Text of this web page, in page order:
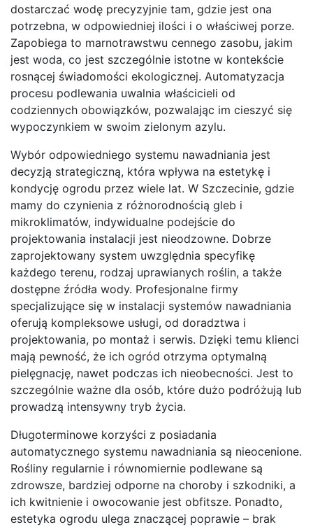
dostarczać wodę precyzyjnie tam, gdzie jest ona
potrzebna, w odpowiedniej ilości i o właściwej porze.
Zapobiega to marnotrawstwu cennego zasobu, jakim
jest woda, co jest szczególnie istotne w kontekście
rosnącej świadomości ekologicznej. Automatyzacja
procesu podlewania uwalnia właścicieli od
codziennych obowiązków, pozwalając im cieszyć się
wypoczynkiem w swoim zielonym azylu.
Wybór odpowiedniego systemu nawadniania jest
decyzją strategiczną, która wpływa na estetykę i
kondycję ogrodu przez wiele lat. W Szczecinie, gdzie
mamy do czynienia z różnorodnością gleb i
mikroklimatów, indywidualne podejście do
projektowania instalacji jest nieodzowne. Dobrze
zaprojektowany system uwzględnia specyfikę
każdego terenu, rodzaj uprawianych roślin, a także
dostępne źródła wody. Profesjonalne firmy
specjalizujące się w instalacji systemów nawadniania
oferują kompleksowe usługi, od doradztwa i
projektowania, po montaż i serwis. Dzięki temu klienci
mają pewność, że ich ogród otrzyma optymalną
pielęgnację, nawet podczas ich nieobecności. Jest to
szczególnie ważne dla osób, które dużo podróżują lub
prowadzą intensywny tryb życia.
Długoterminowe korzyści z posiadania
automatycznego systemu nawadniania są nieocenione.
Rośliny regularnie i równomiernie podlewane są
zdrowsze, bardziej odporne na choroby i szkodniki, a
ich kwitnienie i owocowanie jest obfitsze. Ponadto,
estetyka ogrodu ulega znaczącej poprawie – brak